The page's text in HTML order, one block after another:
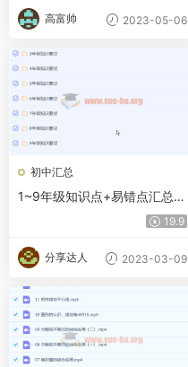
高富帅 2023-05-06
初中汇总
1~9年级知识点+易错点汇总
19.9
分享达人 2023-03-09